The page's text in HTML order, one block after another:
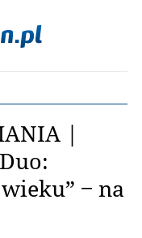
|
‒ na